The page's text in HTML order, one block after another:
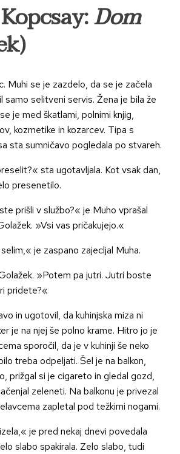
Dom
Muhi se je zazdelo, da se je začela
samo selitveni servis. Žena je bila že
je med škatlami, polnimi knjig,
kozmetike in kozarcev. Tipa s
sta sumničavo pogledala po stvareh.
sta ugotavljala. Kot vsak dan,
presenetilo.
prišli v službo?« je Muho vprašal
»Vsi vas pričakujejo.«
je zaspano zajecljal Muha.
»Potem pa jutri. Jutri boste
pridete?«
in ugotovil, da kuhinjska miza ni
je na njej še polno krame. Hitro jo je
sporočil, da je v kuhinji še neko
treba odpeljati. Šel je na balkon,
prižgal si je cigareto in gledal gozd,
zeleneti. Na balkonu je privezal
zapletal pod težkimi nogami.
je pred nekaj dnevi povedala
slabo spakirala. Zelo slabo, tudi